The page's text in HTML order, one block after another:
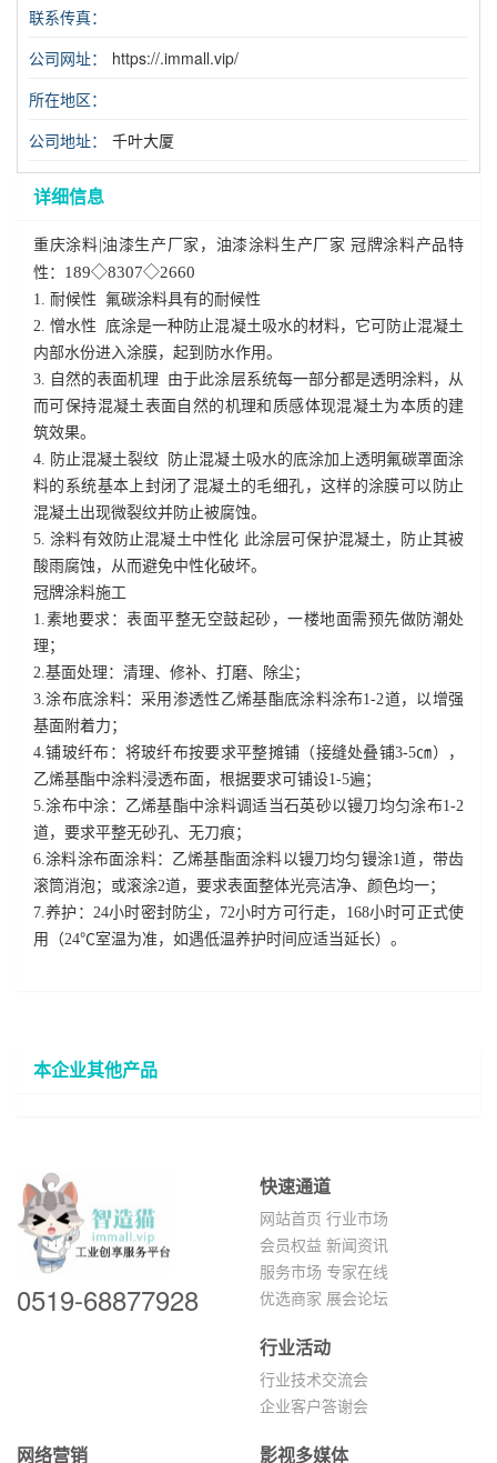
联系传真：
公司网址：
https://.immall.vip/
所在地区：
公司地址：
千叶大厦
详细信息
重庆涂料|油漆生产厂家，油漆涂料生产厂家冠牌涂料产品特
性： 189◇8307◇2660
1. 耐候性
氟碳涂料具有的耐候性
2. 憎水性
底涂是一种防止混凝土吸水的材料，它可防止混凝土
内部水份进入涂膜，起到防水作用。
3. 自然的表面机理
由于此涂层系统每一部分都是透明涂料，从
而可保持混凝土表面自然的机理和质感体现混凝土为本质的建
筑效果。
4. 防止混凝土裂纹
防止混凝土吸水的底涂加上透明氟碳罩面涂
料的系统基本上封闭了混凝土的毛细孔，这样的涂膜可以防止
混凝土出现微裂纹并防止被腐蚀。
5. 涂料有效防止混凝土中性化 此涂层可保护混凝土，防止其被
酸雨腐蚀，从而避免中性化破坏。
冠牌涂料施工
1.素地要求：表面平整无空鼓起砂，一楼地面需预先做防潮处
理；
2.基面处理：清理、修补、打磨、除尘；
3.涂布底涂料：采用渗透性乙烯基酯底涂料涂布1-2道，以增强
基面附着力；
4.铺玻纤布：将玻纤布按要求平整摊铺（接缝处叠铺3-5㎝），
乙烯基酯中涂料浸透布面，根据要求可铺设1-5遍；
5.涂布中涂：乙烯基酯中涂料调适当石英砂以镘刀均匀涂布1-2
道，要求平整无砂孔、无刀痕；
6.涂料涂布面涂料：乙烯基酯面涂料以镘刀均匀镘涂1道，带齿
滚筒消泡；或滚涂2道，要求表面整体光亮洁净、颜色均一；
7.养护： 24小时密封防尘， 72小时方可行走， 168小时可正式使
用（24℃室温为准，如遇低温养护时间应适当延长）。
本企业其他产品
0519-68877928
快速通道
网站首页 行业市场
会员权益 新闻资讯
服务市场 专家在线
优选商家 展会论坛
行业活动
行业技术交流会
企业客户答谢会
网络营销 影视多媒体